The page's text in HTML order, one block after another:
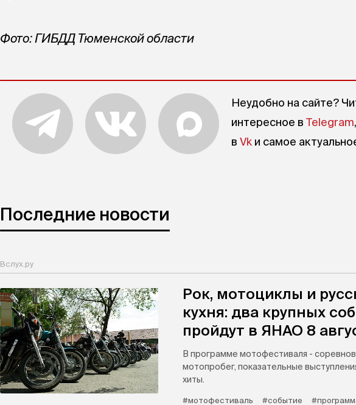
Фото: ГИБДД Тюменской области
Неудобно на сайте?
интересное в Telegram
в Vk и самое
Последние новости
Вслух.ру
Рок, мотоциклы и
кухня: два крупных
пройдут в ЯНАО 8
В программе мотофестиваля -
мотопробег, показательные
хиты.
#мотофестиваль #событие